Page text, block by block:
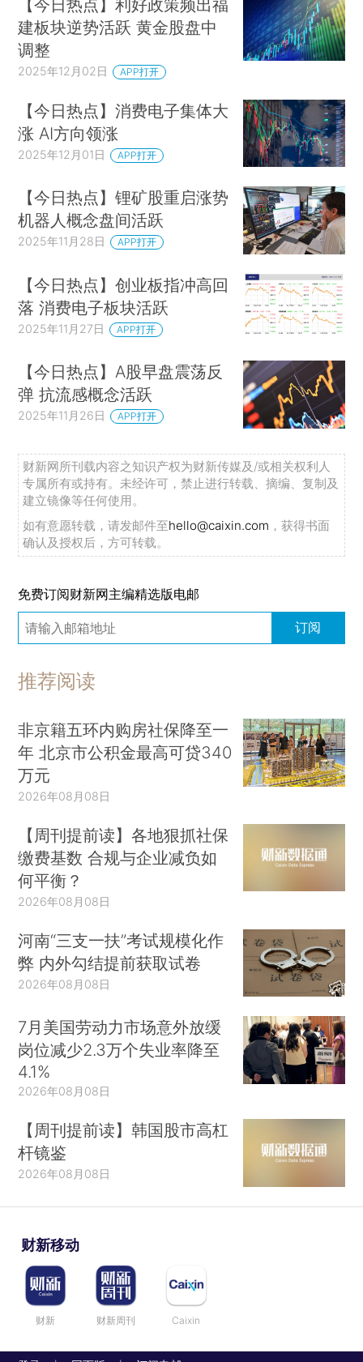
【今日热点】利好政策频出福
建板块逆势活跃 黄金股盘中
调整
2025年12月02日 APP打开
【今日热点】消费电子集体大
涨 AI方向领涨
2025年12月01日 APP打开
【今日热点】锂矿股重启涨势
机器人概念盘间活跃
2025年11月28日 APP打开
【今日热点】创业板指冲高回
落 消费电子板块活跃
2025年11月27日 APP打开
【今日热点】A股早盘震荡反
弹 抗流感概念活跃
2025年11月26日 APP打开
财新网所刊载内容之知识产权为财新传媒及/或相关权利人
专属所有或持有。未经许可，禁止进行转载、摘编、复制及
建立镜像等任何使用。
如有意愿转载，请发邮件至hello@caixin.com ，获得书面
确认及授权后，方可转载。
免费订阅财新网主编精选版电邮
订阅
推荐阅读
非京籍五环内购房社保降至一
年 北京市公积金最高可贷340
万元
2026年08月08日
【周刊提前读】各地狠抓社保
缴费基数 合规与企业减负如
何平衡？
2026年08月08日
河南“三支一扶”考试规模化作
弊 内外勾结提前获取试卷
2026年08月08日
7月美国劳动力市场意外放缓
岗位减少2.3万个失业率降至
4.1%
2026年08月08日
【周刊提前读】韩国股市高杠
杆镜鉴
2026年08月08日
财新移动
财新 财新周刊 Caixin